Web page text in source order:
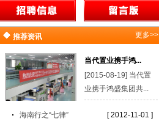
推荐资讯 更多>>
当代置业携手鸿...
[2015-08-19] 当代置
业携手鸿盛集团共...
海南行之“七律”
[ 2012-11-01 ]